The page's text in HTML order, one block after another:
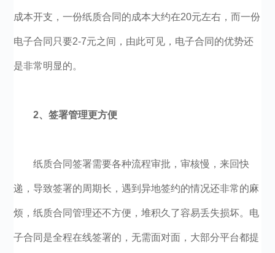
成本开支，一份纸质合同的成本大约在20元左右，而一份
电子合同只要2-7元之间，由此可见，电子合同的优势还
是非常明显的。
2、签署管理更方便
纸质合同签署需要各种流程审批，审核慢，来回快
递，导致签署的周期长，遇到异地签约的情况还非常的麻
烦，纸质合同管理还不方便，堆积久了容易丢失损坏。电
子合同是全程在线签署的，无需面对面，大部分平台都提